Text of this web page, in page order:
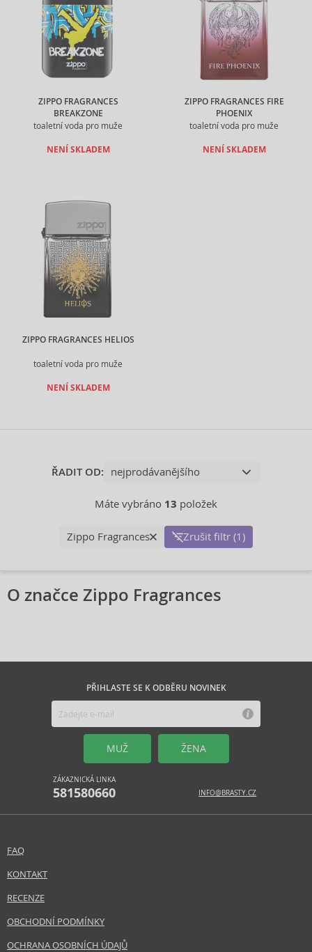
ZIPPO FRAGRANCES
BREAKZONE
toaletní voda pro muže
NENÍ SKLADEM
ZIPPO FRAGRANCES FIRE
PHOENIX
toaletní voda pro muže
NENÍ SKLADEM
ZIPPO FRAGRANCES HELIOS
toaletní voda pro muže
NENÍ SKLADEM
ŘADIT OD:
Máte vybráno 13 položek
Zippo Fragrances Zrušit filtr (1)
O značce Zippo Fragrances
PŘIHLASTE SE K ODBĚRU NOVINEK
MUŽ ŽENA
ZÁKAZNICKÁ LINKA
581580660 INFO@BRASTY.CZ
FAQ
KONTAKT
RECENZE
OBCHODNÍ PODMÍNKY
OCHRANA OSOBNÍCH ÚDAJŮ